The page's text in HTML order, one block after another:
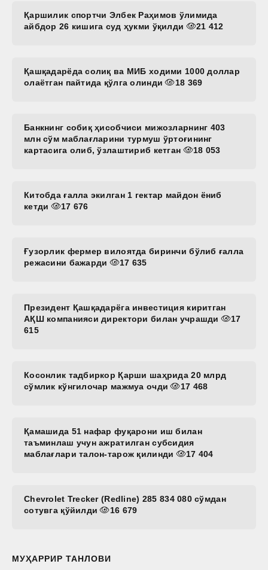
Қаршилик спортчи Элбек Раҳимов ўлимида
айбдор 26 кишига суд ҳукми ўқилди
21 412
Қашқадарёда солиқ ва МИБ ходими 1000 доллар
олаётган пайтида қўлга олинди
18 369
Банкнинг собиқ ҳисобчиси мижозларнинг 403
млн сўм маблағларини турмуш ўртоғининг
картасига олиб, ўзлаштириб кетган
18 053
Китобда ғалла экилган 1 гектар майдон ёниб
кетди
17 676
Ғузорлик фермер вилоятда биринчи бўлиб ғалла
режасини бажарди
17 635
Президент Қашқадарёга инвестиция киритган
АҚШ компанияси директори билан учрашди
17
615
Косонлик тадбиркор Қарши шаҳрида 20 млрд
сўмлик кўнгилочар мажмуа очди
17 468
Қамашида 51 нафар фуқарони иш билан
таъминлаш учун ажратилган субсидия
маблағлари талон-тарож қилинди
17 404
Chevrolet Trecker (Redline) 285 834 080 сўмдан
сотувга қўйилди
16 679
МУҲАРРИР ТАНЛОВИ